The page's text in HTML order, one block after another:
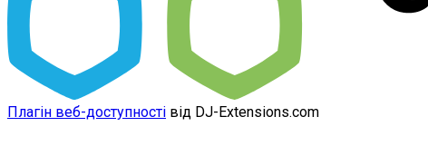
Плагін веб-доступності від DJ-Extensions.com